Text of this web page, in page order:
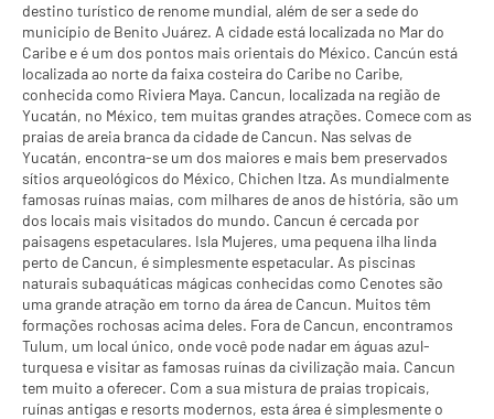
destino turístico de renome mundial, além de ser a sede do
município de Benito Juárez. A cidade está localizada no Mar do
Caribe e é um dos pontos mais orientais do México. Cancún está
localizada ao norte da faixa costeira do Caribe no Caribe,
conhecida como Riviera Maya. Cancun, localizada na região de
Yucatán, no México, tem muitas grandes atrações. Comece com as
praias de areia branca da cidade de Cancun. Nas selvas de
Yucatán, encontra-se um dos maiores e mais bem preservados
sítios arqueológicos do México, Chichen Itza. As mundialmente
famosas ruínas maias, com milhares de anos de história, são um
dos locais mais visitados do mundo. Cancun é cercada por
paisagens espetaculares. Isla Mujeres, uma pequena ilha linda
perto de Cancun, é simplesmente espetacular. As piscinas
naturais subaquáticas mágicas conhecidas como Cenotes são
uma grande atração em torno da área de Cancun. Muitos têm
formações rochosas acima deles. Fora de Cancun, encontramos
Tulum, um local único, onde você pode nadar em águas azul-
turquesa e visitar as famosas ruínas da civilização maia. Cancun
tem muito a oferecer. Com a sua mistura de praias tropicais,
ruínas antigas e resorts modernos, esta área é simplesmente o